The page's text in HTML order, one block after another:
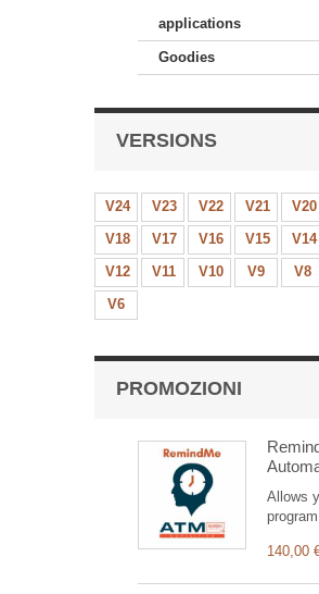
applications
Goodies
VERSIONS
V24 V23 V22 V21 V20
V18
V17 V16 V15 V14
V12
V11 V10 V9 V8
V6
PROMOZIONI
event,
Allows
based
140,00